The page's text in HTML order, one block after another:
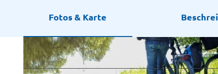
Fotos & Karte